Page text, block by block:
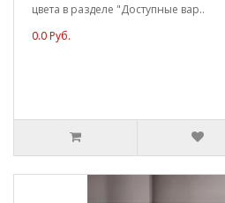
цвета в разделе "Доступные вар..
0.0 Руб.